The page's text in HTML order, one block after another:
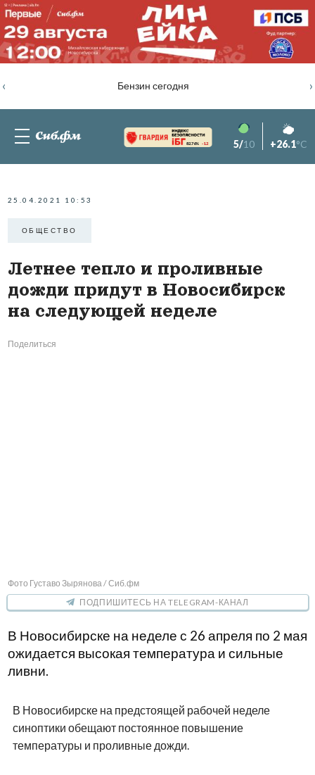
Бензин сегодня
‹ ›
82.76% -1.2 5/10 +26.1°C
25.04.2021 10:53
ОБЩЕСТВО
Летнее тепло и проливные
дожди придут в Новосибирск
на следующей неделе
Поделиться
Фото Густаво Зырянова / Сиб.фм
ПОДПИШИТЕСЬ НА TELEGRAM-КАНАЛ
В Новосибирске на неделе с 26 апреля по 2 мая
ожидается высокая температура и сильные
ливни.
В Новосибирске на предстоящей рабочей неделе
синоптики обещают постоянное повышение
температуры и проливные дожди.